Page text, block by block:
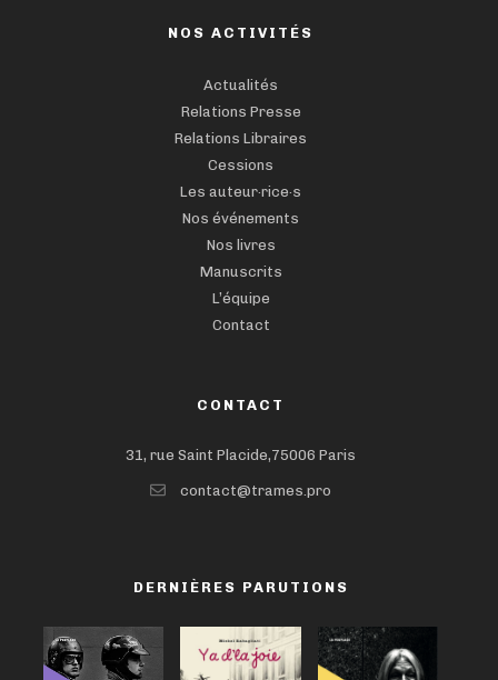
NOS ACTIVITÉS
Actualités
Relations Presse
Relations Libraires
Cessions
Les auteur·rice·s
Nos événements
Nos livres
Manuscrits
L’équipe
Contact
CONTACT
31, rue Saint Placide,75006 Paris
contact@trames.pro
DERNIÈRES PARUTIONS